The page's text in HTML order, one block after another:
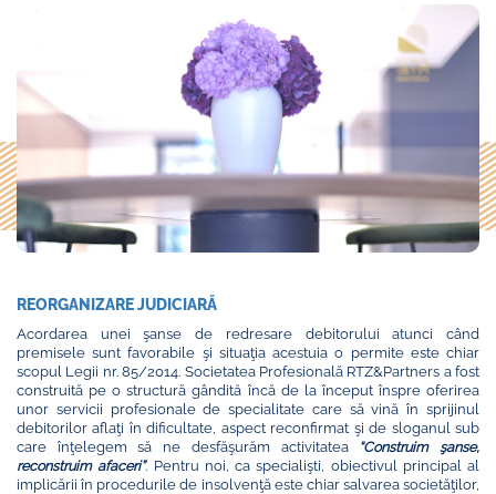
REORGANIZARE JUDICIARĂ
Acordarea unei şanse de redresare debitorului atunci când
premisele sunt favorabile şi situaţia acestuia o permite este chiar
scopul Legii nr. 85/2014. Societatea Profesională RTZ&Partners a fost
construită pe o structură gândită încă de la început înspre oferirea
unor servicii profesionale de specialitate care să vină în sprijinul
debitorilor aflaţi în dificultate, aspect reconfirmat şi de sloganul sub
care înţelegem să ne desfăşurăm activitatea
“Construim şanse,
reconstruim afaceri”. Pentru noi, ca specialişti, obiectivul principal al
implicării în procedurile de insolvenţă este chiar salvarea societăţilor,